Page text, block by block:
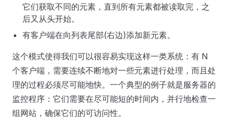
它们获取不同的元素，直到所有元素都被读取完，之
后又从头开始。
有客户端在向列表尾部(右边)添加新元素。
这个模式使得我们可以很容易实现这样一类系统：有 N
个客户端，需要连续不断地对一些元素进行处理，而且处
理的过程必须尽可能地快。一个典型的例子就是服务器的
监控程序：它们需要在尽可能短的时间内，并行地检查一
组网站，确保它们的可访问性。